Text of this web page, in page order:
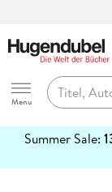
Hugendubel
Menu
Summer Sale:
erfahren